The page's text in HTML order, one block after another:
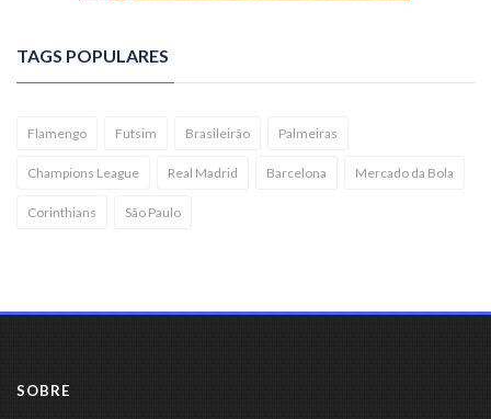
TAGS POPULARES
Flamengo Futsim Brasileirão Palmeiras
Champions League Real Madrid Barcelona Mercado da Bola
Corinthians São Paulo
SOBRE